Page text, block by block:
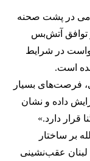
در پشت صحنه
توافق آتش‌بس
در شرایط
است.
فرصت‌های بسیار
داده و نشان
قرار دارد.»
بر ساختار
عقب‌نشینی